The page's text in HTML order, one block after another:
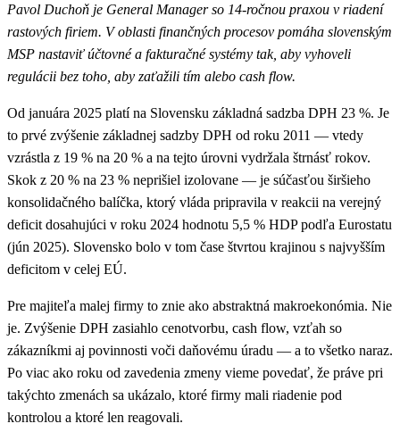
Pavol Duchoň je General Manager so 14-ročnou praxou v riadení
rastových firiem. V oblasti finančných procesov pomáha slovenským
MSP nastaviť účtovné a fakturačné systémy tak, aby vyhoveli
regulácii bez toho, aby zaťažili tím alebo cash flow.
Od januára 2025 platí na Slovensku základná sadzba DPH 23 %. Je
to prvé zvýšenie základnej sadzby DPH od roku 2011 — vtedy
vzrástla z 19 % na 20 % a na tejto úrovni vydržala štrnásť rokov.
Skok z 20 % na 23 % neprišiel izolovane — je súčasťou širšieho
konsolidačného balíčka, ktorý vláda pripravila v reakcii na verejný
deficit dosahujúci v roku 2024 hodnotu 5,5 % HDP podľa Eurostatu
(jún 2025). Slovensko bolo v tom čase štvrtou krajinou s najvyšším
deficitom v celej EÚ.
Pre majiteľa malej firmy to znie ako abstraktná makroekonómia. Nie
je. Zvýšenie DPH zasiahlo cenotvorbu, cash flow, vzťah so
zákazníkmi aj povinnosti voči daňovému úradu — a to všetko naraz.
Po viac ako roku od zavedenia zmeny vieme povedať, že práve pri
takýchto zmenách sa ukázalo, ktoré firmy mali riadenie pod
kontrolou a ktoré len reagovali.